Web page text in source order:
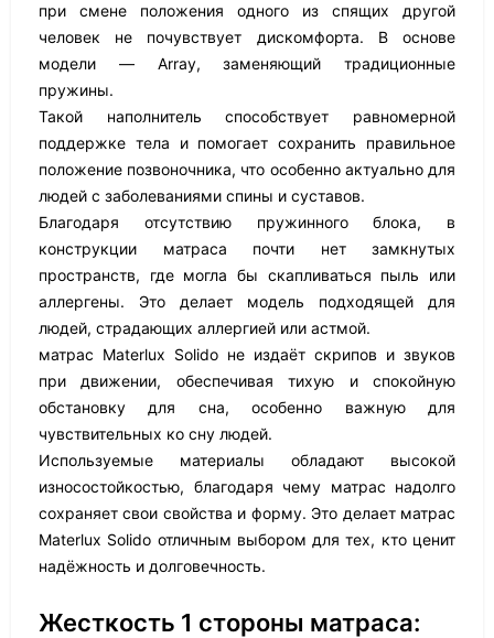
при смене положения одного из спящих другой
человек не почувствует дискомфорта. В основе
модели — Array, заменяющий традиционные
пружины.
Такой наполнитель способствует равномерной
поддержке тела и помогает сохранить правильное
положение позвоночника, что особенно актуально для
людей с заболеваниями спины и суставов.
Благодаря отсутствию пружинного блока, в
конструкции матраса почти нет замкнутых
пространств, где могла бы скапливаться пыль или
аллергены. Это делает модель подходящей для
людей, страдающих аллергией или астмой.
матрас Materlux Solido не издаёт скрипов и звуков
при движении, обеспечивая тихую и спокойную
обстановку для сна, особенно важную для
чувствительных ко сну людей.
Используемые материалы обладают высокой
износостойкостью, благодаря чему матрас надолго
сохраняет свои свойства и форму. Это делает матрас
Materlux Solido отличным выбором для тех, кто ценит
надёжность и долговечность.
Жесткость 1 стороны матраса: